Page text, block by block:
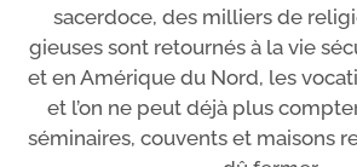
sacer­doce, des mil­liers de
gieuses sont retour­nés à la vie
et en Amérique du Nord, les
et l’on ne peut déjà plus
sémi­naires, cou­vents et mai­sons